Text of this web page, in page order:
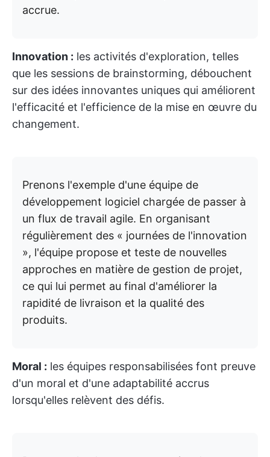
accrue.
Innovation : les activités d'exploration, telles
que les sessions de brainstorming, débouchent
sur des idées innovantes uniques qui améliorent
l'efficacité et l'efficience de la mise en œuvre du
changement.
Prenons l'exemple d'une équipe de
développement logiciel chargée de passer à
un flux de travail agile. En organisant
régulièrement des « journées de l'innovation
», l'équipe propose et teste de nouvelles
approches en matière de gestion de projet,
ce qui lui permet au final d'améliorer la
rapidité de livraison et la qualité des
produits.
Moral : les équipes responsabilisées font preuve
d'un moral et d'une adaptabilité accrus
lorsqu'elles relèvent des défis.